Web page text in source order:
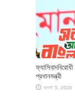
প্রধানমন্ত্রী
আগস্ট 5, 2026